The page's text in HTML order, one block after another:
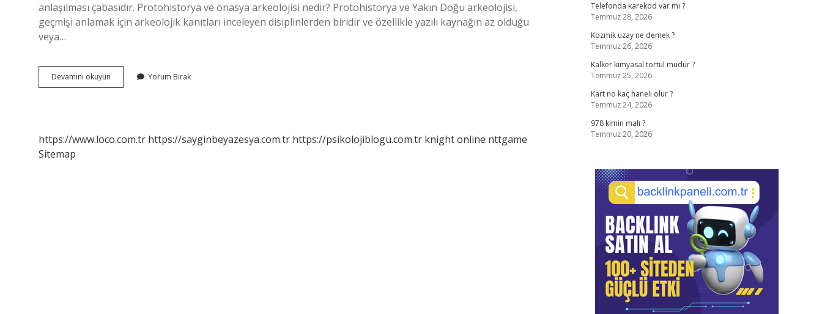
anlaşılması çabasıdır. Protohistorya ve önasya arkeolojisi nedir? Protohistorya ve Yakın Doğu arkeolojisi,
geçmişi anlamak için arkeolojik kanıtları inceleyen disiplinlerden biridir ve özellikle yazılı kaynağın az olduğu
veya…
Devamını okuyun Prehistorya
Ve
Yorum Bırak
https://www.loco.com.tr https://sayginbeyazesya.com.tr https://psikolojiblogu.com.tr knight online nttgame
Sitemap
Telefonda karekod var mı ?
Temmuz 28, 2026
Kozmik uzay ne demek ?
Temmuz 26, 2026
Kalker kimyasal tortul mudur ?
Temmuz 25, 2026
Kart no kaç haneli olur ?
Temmuz 24, 2026
978 kimin malı ?
Temmuz 20, 2026